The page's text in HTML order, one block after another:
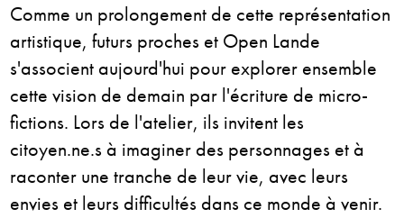
Comme un prolongement de cette représentation
artistique, futurs proches et Open Lande
s'associent aujourd'hui pour explorer ensemble
cette vision de demain par l'écriture de micro-
fictions. Lors de l'atelier, ils invitent les
citoyen.ne.s à imaginer des personnages et à
raconter une tranche de leur vie, avec leurs
envies et leurs difficultés dans ce monde à venir.